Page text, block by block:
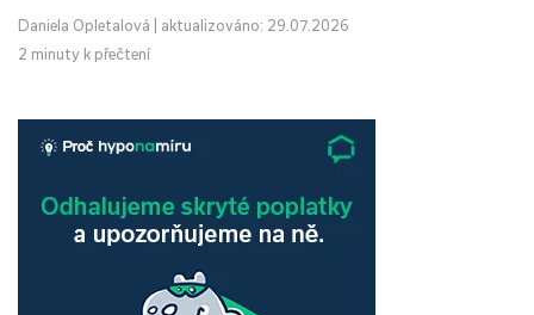
Daniela Opletalová
aktualizováno: 29.07.2026
2 minuty k přečtení